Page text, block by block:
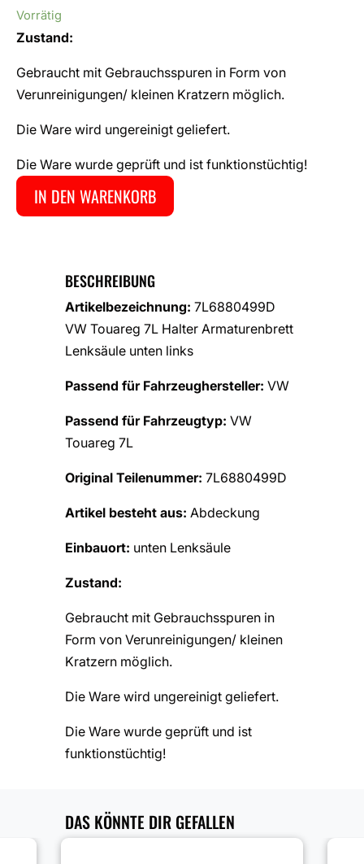
Vorrätig
Zustand:
Gebraucht mit Gebrauchsspuren in Form von
Verunreinigungen/ kleinen Kratzern möglich.
Die Ware wird ungereinigt geliefert.
Die Ware wurde geprüft und ist funktionstüchtig!
IN DEN WARENKORB
BESCHREIBUNG
Artikelbezeichnung: 7L6880499D
VW Touareg 7L Halter Armaturenbrett
Lenksäule unten links
Passend für Fahrzeughersteller: VW
Passend für Fahrzeugtyp: VW
Touareg 7L
Original Teilenummer: 7L6880499D
Artikel besteht aus: Abdeckung
Einbauort: unten Lenksäule
Zustand:
Gebraucht mit Gebrauchsspuren in
Form von Verunreinigungen/ kleinen
Kratzern möglich.
Die Ware wird ungereinigt geliefert.
Die Ware wurde geprüft und ist
funktionstüchtig!
DAS KÖNNTE DIR GEFALLEN